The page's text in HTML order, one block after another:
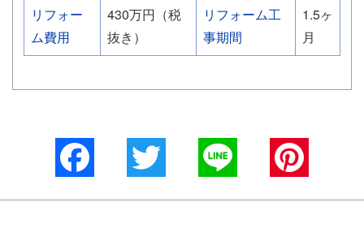
リフォー
ム費用
430万円（税
抜き）
リフォーム工
事期間
1.5ヶ
月
Facebook